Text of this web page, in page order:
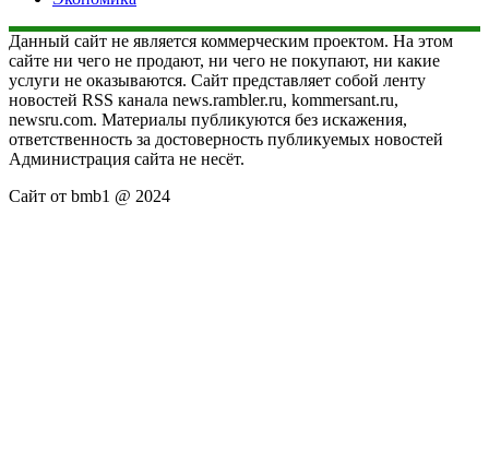
Данный сайт не является коммерческим проектом. На этом
сайте ни чего не продают, ни чего не покупают, ни какие
услуги не оказываются. Сайт представляет собой ленту
новостей RSS канала news.rambler.ru, kommersant.ru,
newsru.com. Материалы публикуются без искажения,
ответственность за достоверность публикуемых новостей
Администрация сайта не несёт.
Сайт от bmb1 @ 2024